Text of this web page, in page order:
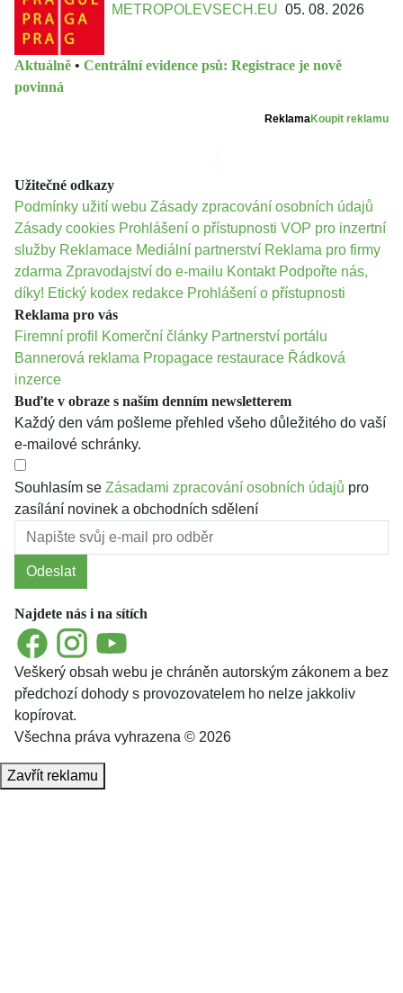
METROPOLEVSECH.EU 05. 08. 2026
Aktuálně • Centrální evidence psů: Registrace je nově
povinná
ReklamaKoupit reklamu
Užitečné odkazy
Podmínky užití webu Zásady zpracování osobních údajů
Zásady cookies Prohlášení o přístupnosti VOP pro inzertní
služby Reklamace Mediální partnerství Reklama pro firmy
zdarma Zpravodajství do e-mailu Kontakt Podpořte nás,
díky! Etický kodex redakce Prohlášení o přístupnosti
Reklama pro vás
Firemní profil
Komerční články Partnerství portálu
Bannerová reklama Propagace restaurace Řádková
inzerce
Buďte v obraze s naším denním newsletterem
Každý den vám pošleme přehled všeho důležitého do vaší
e-mailové schránky.
Souhlasím se Zásadami zpracování osobních údajů pro
zasílání novinek a obchodních sdělení
Odeslat
Najdete nás i na sítích
FacebookInstagramYouTube
Veškerý obsah webu je chráněn autorským zákonem a bez
předchozí dohody s provozovatelem ho nelze jakkoliv
kopírovat.
Všechna práva vyhrazena © 2026
Zavřít reklamu